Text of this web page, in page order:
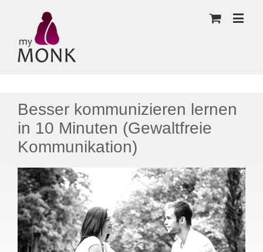
Besser kommunizieren lernen
in 10 Minuten (Gewaltfreie
Kommunikation)